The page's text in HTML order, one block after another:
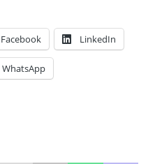
Facebook LinkedIn
WhatsApp